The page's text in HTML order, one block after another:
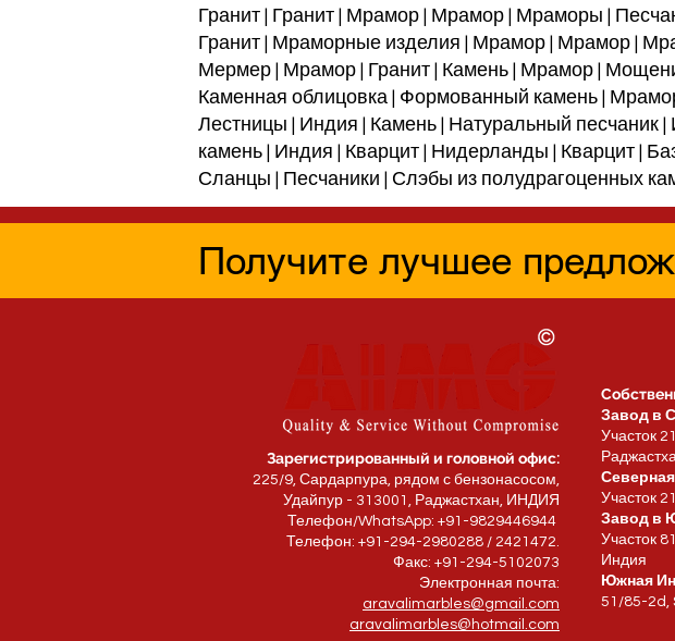
Гранит | Гранит | Мрамор | Мрамор | Мраморы |
Гранит | Мраморные изделия | Мрамор | Мрамор |
Мермер | Мрамор | Гранит | Камень | Мрамор |
Каменная облицовка | Формованный камень |
Лестницы | Индия | Камень | Натуральный песчаник
камень | Индия | Кварцит | Нидерланды | Кварцит |
Сланцы | Песчаники | Слэбы из полудрагоценных
Получите лучшее
Зарегистрированный и головной офис:
225/9, Сардарпура, рядом с бензонасосом,
Удайпур - 313001, Раджастхан, ИНДИЯ
Телефон/WhatsApp: +91-9829446944
Телефон: +91-294-2980288 / 2421472.
Факс: +91-294-5102073
Электронная почта:
aravalimarbles@gmail.com
aravalimarbles@hotmail.com
Завод в
Участок
Участок
Завод в
Участок
Индия
Южная
51/85-2d,